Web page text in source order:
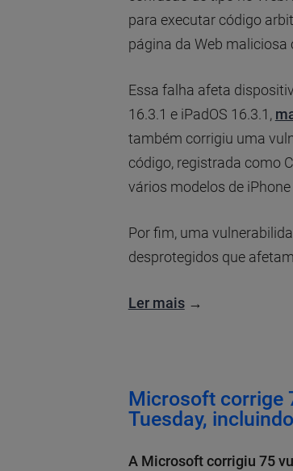
para executar código
página da Web
Essa falha afeta
16.3.1 e iPadOS 16.3.1,
também corrigiu uma
código, registrada como
vários modelos de iPhone
Por fim, uma
desprotegidos que
Ler mais→
Microsoft corrige
Tuesday,
A Microsoft corrigiu 75